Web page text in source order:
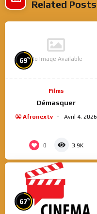
Related Posts
No Image Available
69%
Films
Démasquer
Afronextv Avril 4, 2026
0 3.9K
67%